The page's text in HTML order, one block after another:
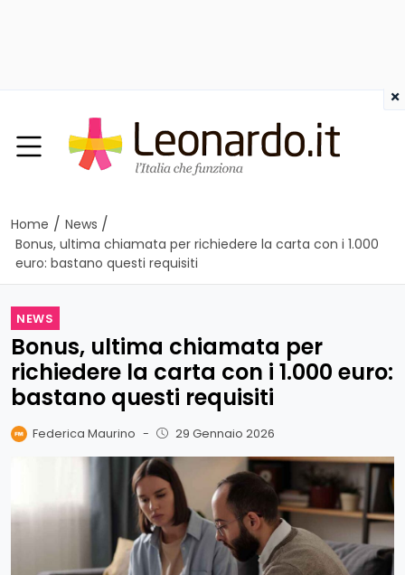
Home / News /
Bonus, ultima chiamata per richiedere la carta con i 1.000
euro: bastano questi requisiti
NEWS
Bonus, ultima chiamata per
richiedere la carta con i 1.000 euro:
bastano questi requisiti
Federica Maurino - 29 Gennaio 2026
×